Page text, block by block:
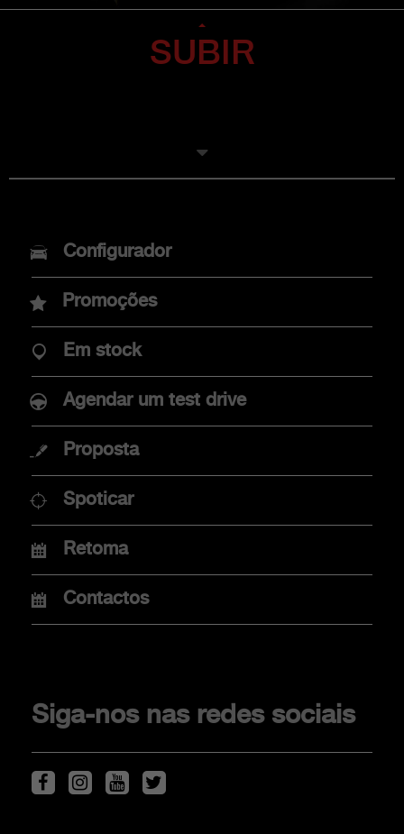
SUBIR
MODELOS
Novo Abarth 600e
Novo Abarth 500e
COMPRAR
Promoções
Campanha ACP
Concessionários
Mobilidade Elétrica
Assistência e peças
Configurador
Promoções
Em stock
Agendar um test drive
Proposta
Spoticar
Retoma
Contactos
Siga-nos nas redes sociais